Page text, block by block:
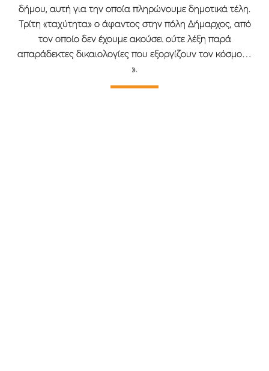
δήμου, αυτή για την οποία πληρώνουμε δημοτικά τέλη.
Τρίτη «ταχύτητα» ο άφαντος στην πόλη Δήμαρχος, από
τον οποίο δεν έχουμε ακούσει ούτε λέξη παρά
απαράδεκτες δικαιολογίες που εξοργίζουν τον κόσμο…
».